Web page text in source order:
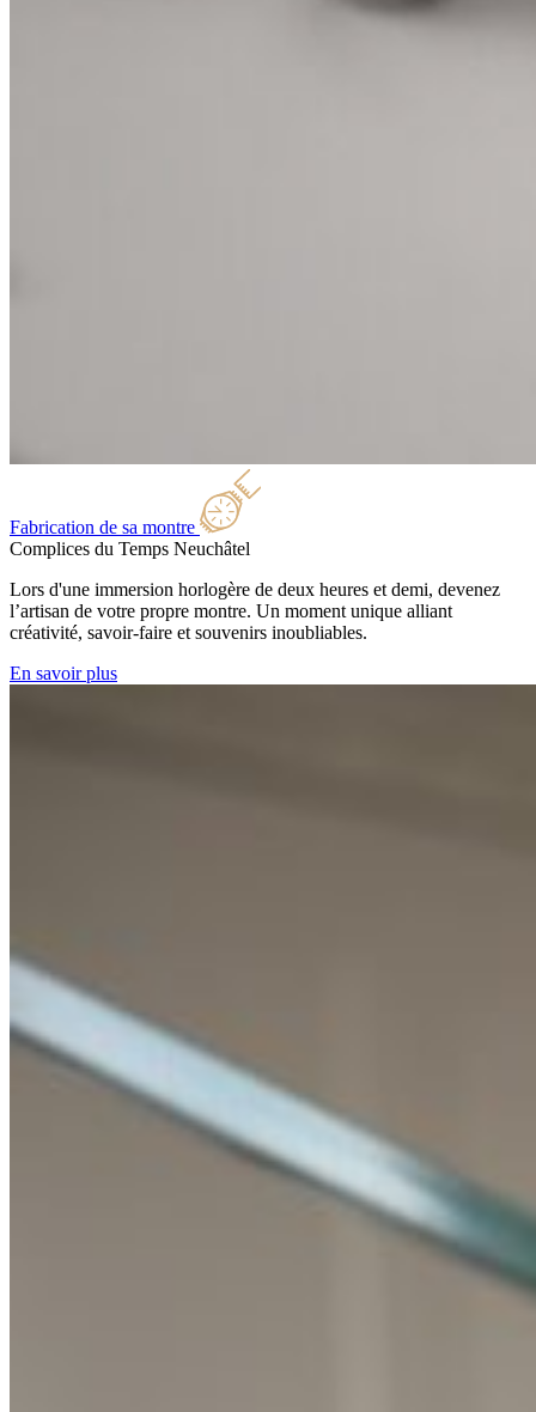
Fabrication de sa montre
Complices du Temps Neuchâtel
Lors d'une immersion horlogère de deux heures et demi, devenez
l’artisan de votre propre montre. Un moment unique alliant
créativité, savoir-faire et souvenirs inoubliables.
En savoir plus